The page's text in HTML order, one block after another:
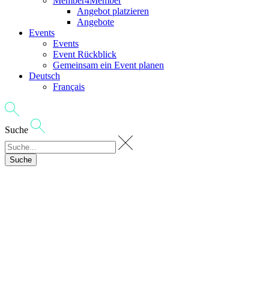
Angebot platzieren
Angebote
Events
Events
Event Rückblick
Gemeinsam ein Event planen
Deutsch
Français
Suche
Suche